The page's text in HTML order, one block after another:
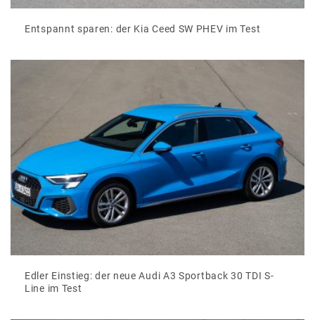
Entspannt sparen: der Kia Ceed SW PHEV im Test
Edler Einstieg: der neue Audi A3 Sportback 30 TDI S-
Line im Test